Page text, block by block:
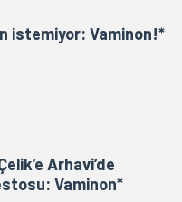
istemiyor: Vaminon!*
Arhavi’de
Vaminon*